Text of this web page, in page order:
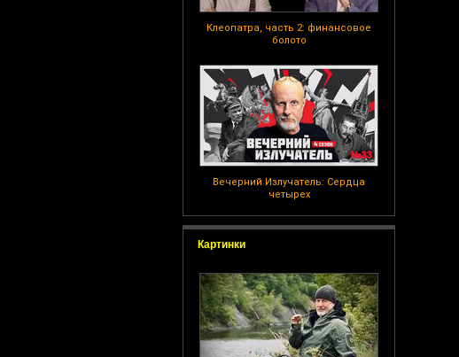
Клеопатра, часть 2: финансовое
болото
Вечерний Излучатель: Сердца
четырех
Картинки